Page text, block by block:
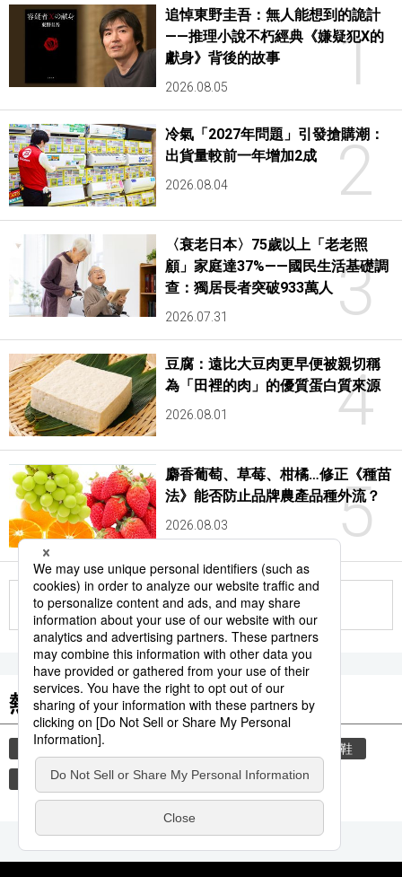
1
追悼東野圭吾：無人能想到的詭計
——推理小說不朽經典《嫌疑犯X的
獻身》背後的故事
2026.08.05
2
冷氣「2027年問題」引發搶購潮：
出貨量較前一年增加2成
2026.08.04
3
〈衰老日本〉75歲以上「老老照
顧」家庭達37%——國民生活基礎調
查：獨居長者突破933萬人
2026.07.31
4
豆腐：遠比大豆肉更早便被親切稱
為「田裡的肉」的優質蛋白質來源
2026.08.01
5
麝香葡萄、草莓、柑橘…修正《種苗
法》能否防止品牌農產品種外流？
2026.08.03
更多
熱門關鍵詞
教育 禮儀 脫鞋
國際 時事通信新聞 中國